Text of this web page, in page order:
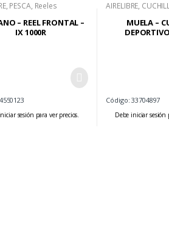
, PESCA, Reeles
– REEL FRONTAL –
IX 1000R
sesión para ver precios.
AIRELIBRE,
Deportivos
MUELA –
Código: 33704897
Debe iniciar sesión